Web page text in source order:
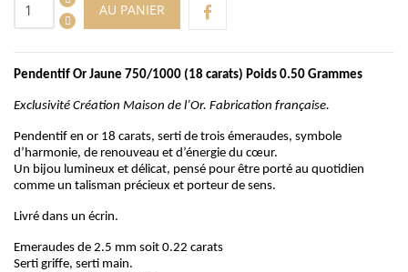
AU PANIER
Pendentif Or Jaune 750/1000 (18 carats) Poids 0.50 Grammes
Exclusivité Création Maison de l’Or. Fabrication française.
Pendentif en or 18 carats, serti de trois émeraudes, symbole
d’harmonie, de renouveau et d’énergie du cœur.
Un bijou lumineux et délicat, pensé pour être porté au quotidien
comme un talisman précieux et porteur de sens.
Livré dans un écrin.
Emeraudes de 2.5 mm soit 0.22 carats
Serti griffe, serti main.